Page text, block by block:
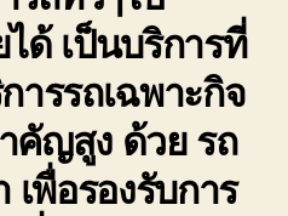
ด้ เป็นบริการที่
รรถเฉพาะกิจ
คัญสูง ด้วย รถ
เพื่อรองรับการ